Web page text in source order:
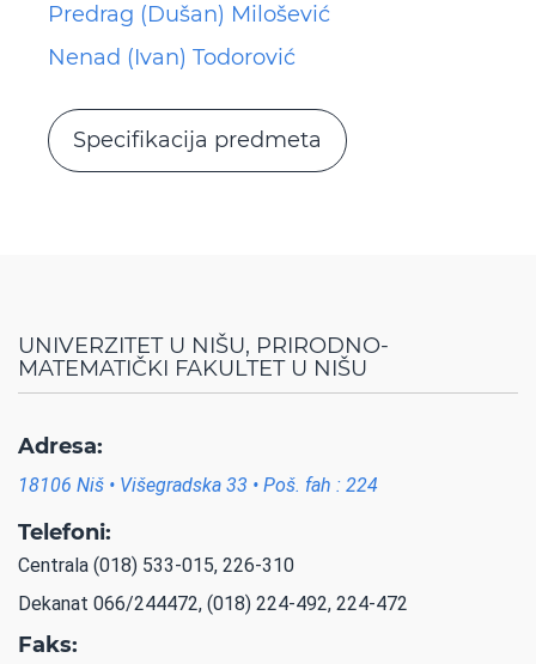
Predrag (Dušan) Milošević
Nenad (Ivan) Todorović
Specifikacija predmeta
UNIVERZITET U NIŠU, PRIRODNO-
MATEMATIČKI FAKULTET U NIŠU
Adresa:
18106 Niš • Višegradska 33 • Poš. fah : 224
Telefoni:
Centrala (018) 533-015, 226-310
Dekanat 066/244472, (018) 224-492, 224-472
Faks: